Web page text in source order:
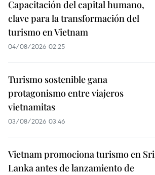
Capacitación del capital humano,
clave para la transformación del
turismo en Vietnam
04/08/2026 02:25
Turismo sostenible gana
protagonismo entre viajeros
vietnamitas
03/08/2026 03:46
Vietnam promociona turismo en Sri
Lanka antes de lanzamiento de